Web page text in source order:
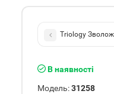
Triology
В наявності
Модель: 31258